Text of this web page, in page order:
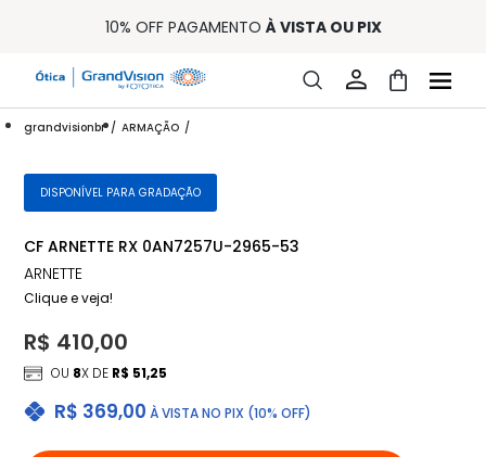
10% OFF PAGAMENTO À VISTA OU PIX
15% OFF NA PRIMEIRA COMPRA (CONSULTE REGULAMENTO)
32% OFF NO COMBO - CONS. REG.
LOJA ONLINE DE LENTES DE CONTATO E ÓCULOS
FRETE GRÁTIS EM TODO O SITE
ENTREGA PARA TODO BRASIL
15% OFF NA PRIMEIRA COMPRA (CONSULTE REGULAMENTO)
grandvisionbr ARMAÇÃO
DISPONÍVEL PARA GRADAÇÃO
CF ARNETTE RX 0AN7257U-2965-53
ARNETTE
Clique e veja!
R$ 369,00 À VISTA NO PIX (10% OFF)
R$ 410,00
OU 8X DE R$ 51,25